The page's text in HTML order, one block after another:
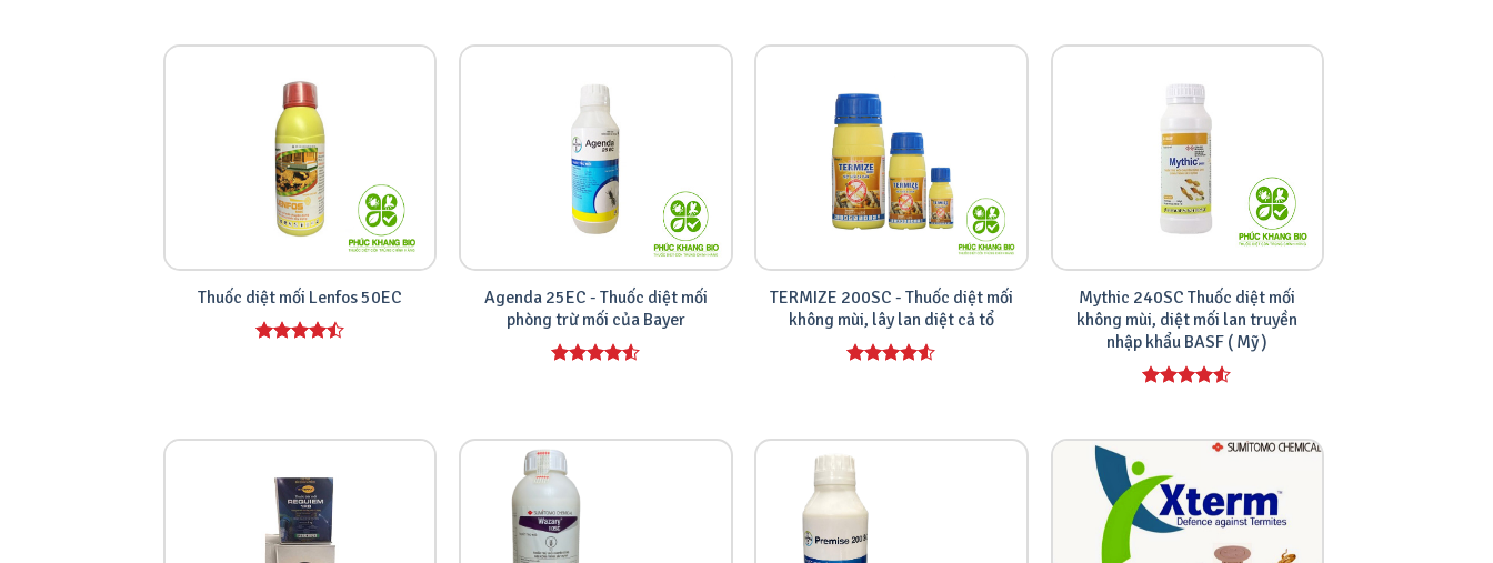
Thuốc diệt mối Lenfos 50EC
Agenda 25EC - Thuốc diệt mối
phòng trừ mối của Bayer
TERMIZE 200SC - Thuốc diệt mối
không mùi, lây lan diệt cả tổ
Mythic 240SC Thuốc diệt mối
không mùi, diệt mối lan truyền
nhập khẩu BASF ( Mỹ )
5 sao